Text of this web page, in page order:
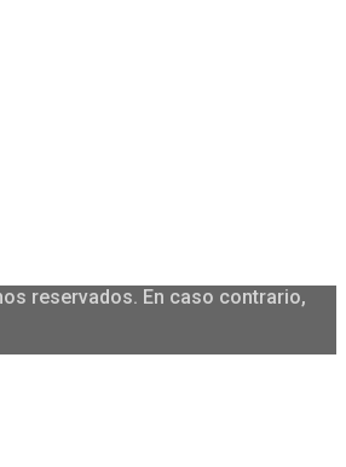
reservados. En caso contrario,